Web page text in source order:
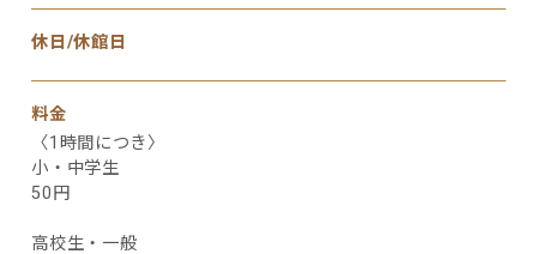
休日/休館日
料金
〈1時間につき〉
小・中学生
50円
高校生・一般